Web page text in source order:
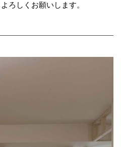
ろしくお願いします。